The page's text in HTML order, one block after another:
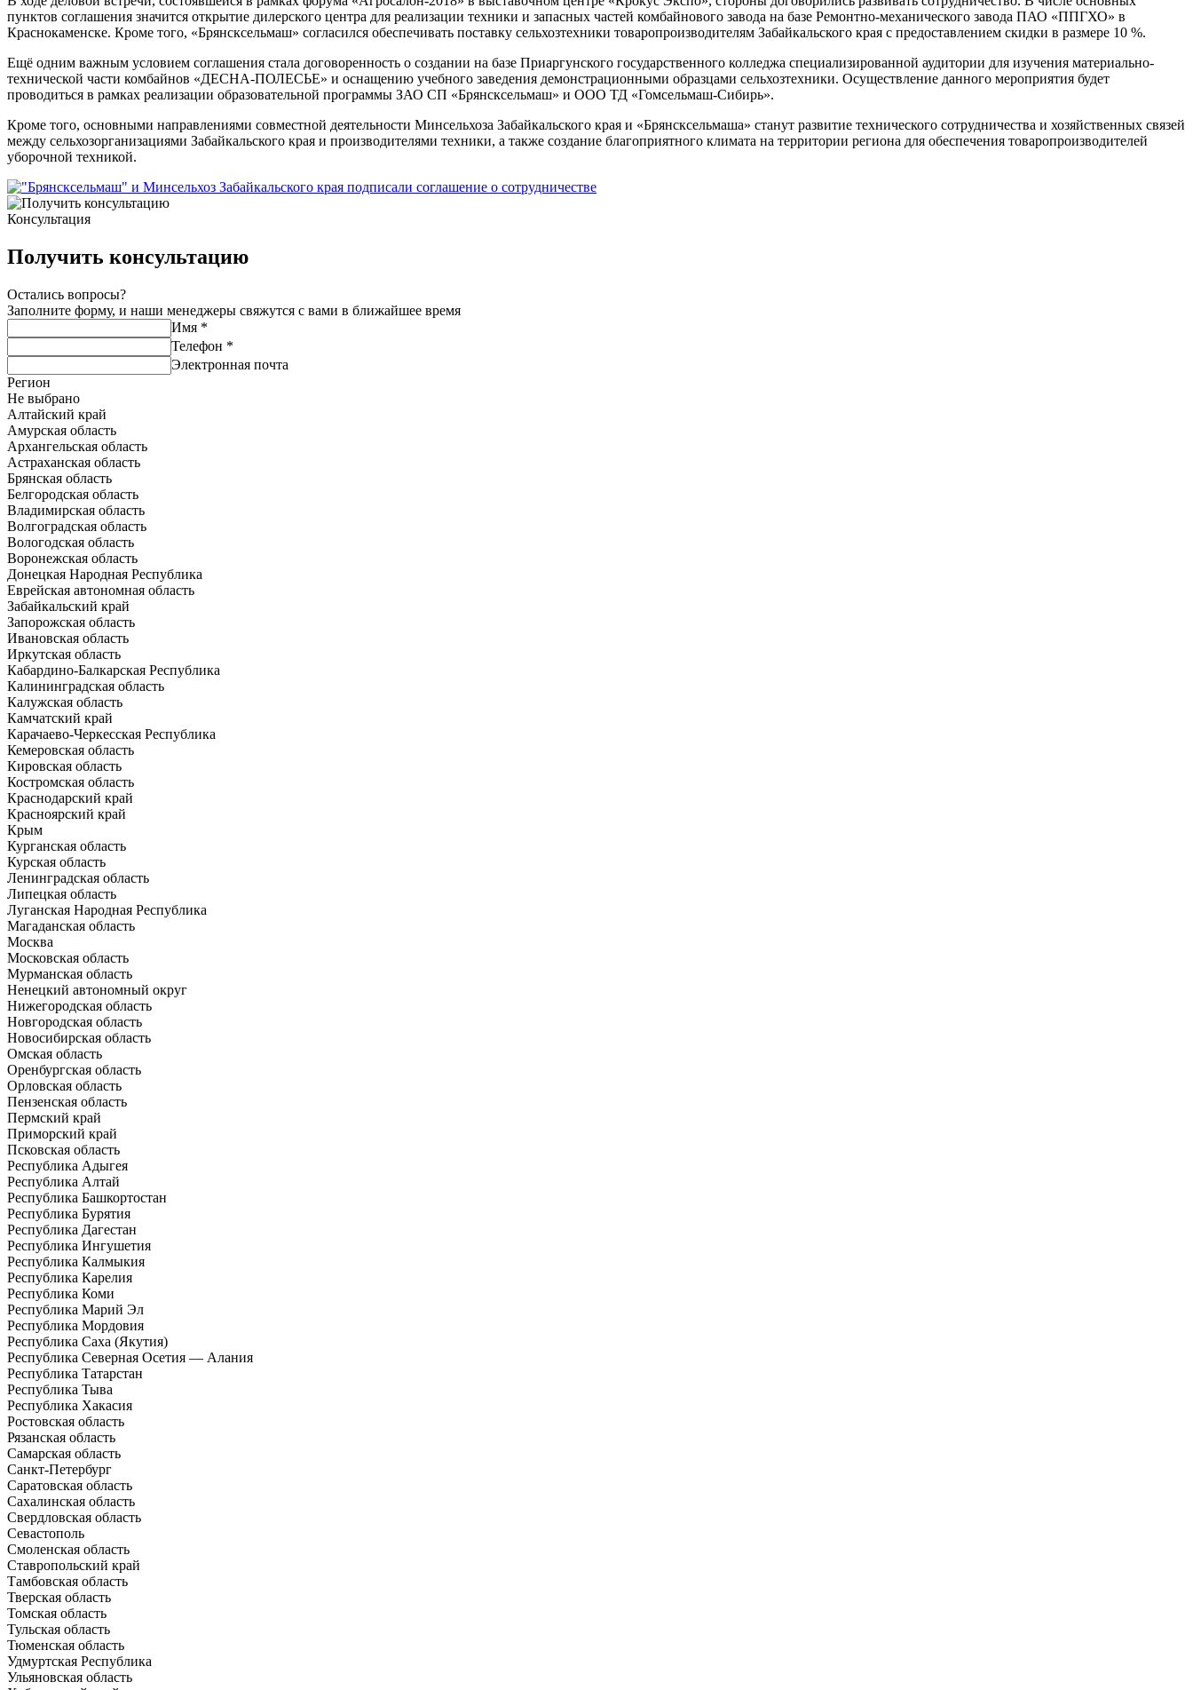
пунктов соглашения значится открытие дилерского центра для реализации техники и запасных частей комбайнового завода на базе Ремонтно-механического завода ПАО «ППГХО» в
Краснокаменске. Кроме того, «Брянсксельмаш» согласился обеспечивать поставку сельхозтехники товаропроизводителям Забайкальского края с предоставлением скидки в размере 10 %.
Ещё одним важным условием соглашения стала договоренность о создании на базе Приаргунского государственного колледжа специализированной аудитории для изучения материально-
технической части комбайнов «ДЕСНА-ПОЛЕСЬЕ» и оснащению учебного заведения демонстрационными образцами сельхозтехники. Осуществление данного мероприятия будет
проводиться в рамках реализации образовательной программы ЗАО СП «Брянсксельмаш» и ООО ТД «Гомсельмаш-Сибирь».
Кроме того, основными направлениями совместной деятельности Минсельхоза Забайкальского края и «Брянсксельмаша» станут развитие технического сотрудничества и хозяйственных связей
между сельхозорганизациями Забайкальского края и производителями техники, а также создание благоприятного климата на территории региона для обеспечения товаропроизводителей
уборочной техникой.
Консультация
Получить консультацию
Остались вопросы?
Заполните форму, и наши менеджеры свяжутся с вами в ближайшее время
Имя *
Телефон *
Электронная почта
Регион
Не выбрано
Алтайский край
Амурская область
Архангельская область
Астраханская область
Брянская область
Белгородская область
Владимирская область
Волгоградская область
Вологодская область
Воронежская область
Донецкая Народная Республика
Еврейская автономная область
Забайкальский край
Запорожская область
Ивановская область
Иркутская область
Кабардино-Балкарская Республика
Калининградская область
Калужская область
Камчатский край
Карачаево-Черкесская Республика
Кемеровская область
Кировская область
Костромская область
Краснодарский край
Красноярский край
Крым
Курганская область
Курская область
Ленинградская область
Липецкая область
Луганская Народная Республика
Магаданская область
Москва
Московская область
Мурманская область
Ненецкий автономный округ
Нижегородская область
Новгородская область
Новосибирская область
Омская область
Оренбургская область
Орловская область
Пензенская область
Пермский край
Приморский край
Псковская область
Республика Адыгея
Республика Алтай
Республика Башкортостан
Республика Бурятия
Республика Дагестан
Республика Ингушетия
Республика Калмыкия
Республика Карелия
Республика Коми
Республика Марий Эл
Республика Мордовия
Республика Саха (Якутия)
Республика Северная Осетия — Алания
Республика Татарстан
Республика Тыва
Республика Хакасия
Ростовская область
Рязанская область
Самарская область
Санкт-Петербург
Саратовская область
Сахалинская область
Свердловская область
Севастополь
Смоленская область
Ставропольский край
Тамбовская область
Тверская область
Томская область
Тульская область
Тюменская область
Удмуртская Республика
Ульяновская область